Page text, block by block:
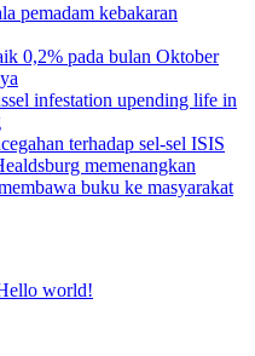
pemadam kebakaran
0,2% pada bulan Oktober
infestation upending life in
terhadap sel-sel ISIS
memenangkan
buku ke masyarakat
world!